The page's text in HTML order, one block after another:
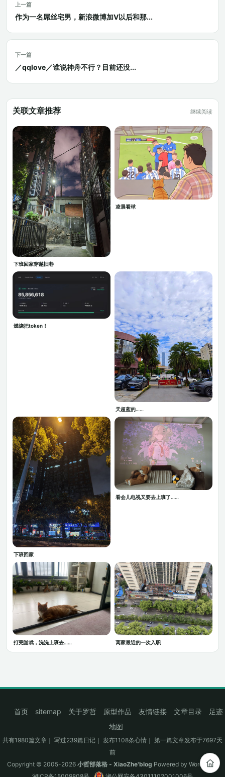
上一篇
作为一名屌丝宅男，新浪微博加V以后和那...
下一篇
／qqlove／谁说神舟不行？目前还没...
关联文章推荐 继续阅读
下班回家穿越旧巷
凌晨看球
燃烧把token！
天超蓝的……
下班回家
看会儿电视又要去上班了……
打完游戏，洗洗上班去…… 离家最近的一次入职
首页 sitemap 关于罗哲 原型作品 友情链接 文章目录
足迹
地图
共有1980篇文章｜ 写过239篇日记｜ 发布1108条心情｜ 第一篇文章发布于7697天
前
Copyright © 2005-2026 小哲部落格 - XiaoZhe'blog Powered by WordPress